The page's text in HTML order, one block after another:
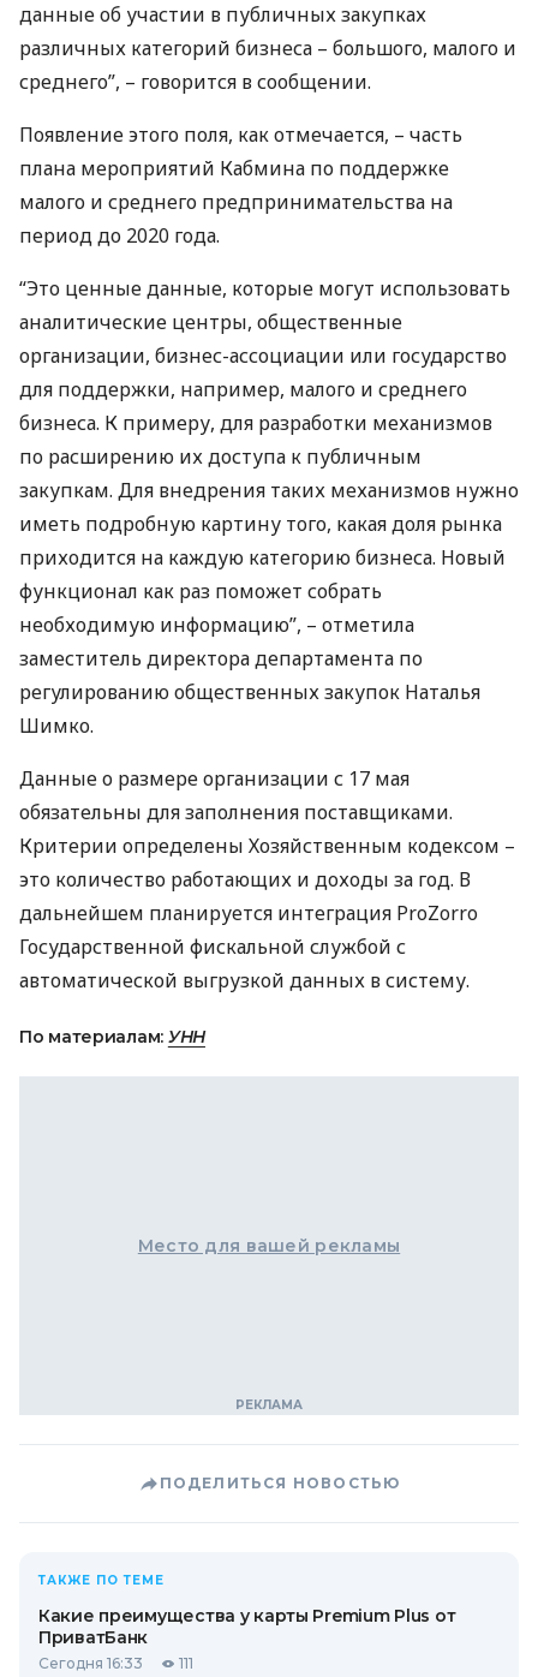
данные об участии в публичных закупках
различных категорий бизнеса – большого, малого и
среднего”, – говорится в сообщении.
Появление этого поля, как отмечается, – часть
плана мероприятий Кабмина по поддержке
малого и среднего предпринимательства на
период до 2020 года.
“Это ценные данные, которые могут использовать
аналитические центры, общественные
организации, бизнес-ассоциации или государство
для поддержки, например, малого и среднего
бизнеса. К примеру, для разработки механизмов
по расширению их доступа к публичным
закупкам. Для внедрения таких механизмов нужно
иметь подробную картину того, какая доля рынка
приходится на каждую категорию бизнеса. Новый
функционал как раз поможет собрать
необходимую информацию”, – отметила
заместитель директора департамента по
регулированию общественных закупок Наталья
Шимко.
Данные о размере организации с 17 мая
обязательны для заполнения поставщиками.
Критерии определены Хозяйственным кодексом –
это количество работающих и доходы за год. В
дальнейшем планируется интеграция ProZorro
Государственной фискальной службой с
автоматической выгрузкой данных в систему.
По материалам: УНН
Место для вашей рекламы
ПОДЕЛИТЬСЯ НОВОСТЬЮ
ТАКЖЕ ПО ТЕМЕ
Какие преимущества у карты Premium Plus от
ПриватБанк
Сегодня 16:33 111